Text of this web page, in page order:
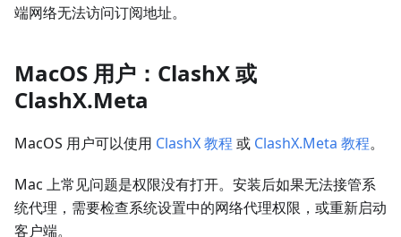
端网络无法访问订阅地址。
MacOS 用户：ClashX 或
ClashX.Meta
MacOS 用户可以使用 ClashX 教程 或 ClashX.Meta 教程。
Mac 上常见问题是权限没有打开。安装后如果无法接管系
统代理，需要检查系统设置中的网络代理权限，或重新启动
客户端。